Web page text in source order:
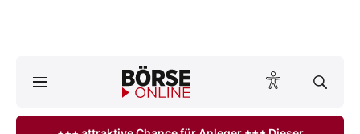
ktuelle Ausgabe BÖRSE ONLINE lesen